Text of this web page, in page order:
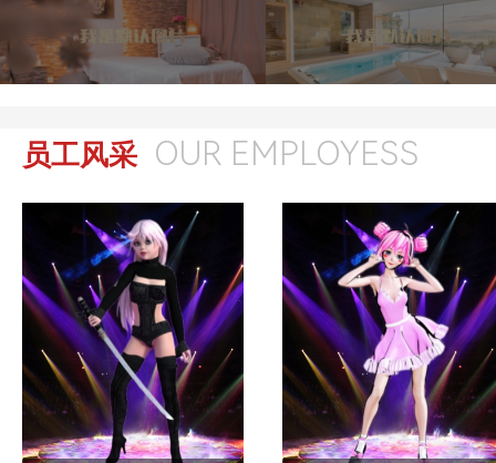
员工风采 OUR EMPLOYESS